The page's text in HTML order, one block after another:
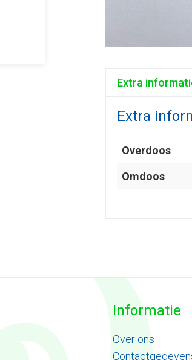
Extra
Extra
Overdoos
Omdoos
Informatie
Overons